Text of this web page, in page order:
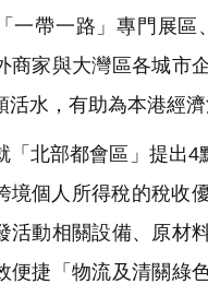
一帶一路」專門展
商家與大灣區各城市
活水，有助為本港經濟
北部都會區」提出4
境個人所得稅的稅收
活動相關設備、原材
便捷「物流及清關綠